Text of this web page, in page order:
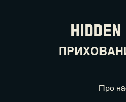
Про